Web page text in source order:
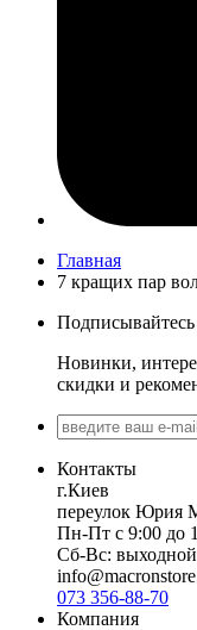
Главная
7 кращих пар
Новинки,
скидки и
Контакты
г.Киев
переулок Юрия
Пн-Пт с 9:00 до
Сб-Вс: выходной
073 356-88-70
Компания